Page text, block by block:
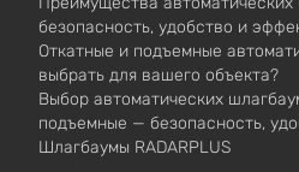
безопасность, удобство и
Откатные и подъемные
выбрать для вашего объекта?
Выбор автоматических
подъемные — безопасность,
Шлагбаумы RADARPLUS